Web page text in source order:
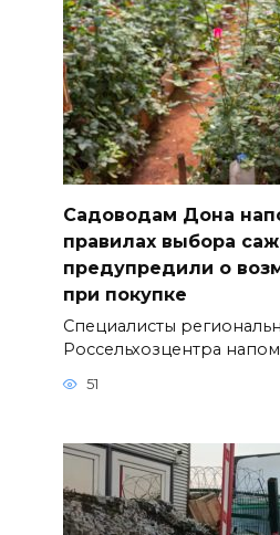
Садоводам Дона
правилах выбора
предупредили о
при покупке
Специалисты
Россельхозцентра
51